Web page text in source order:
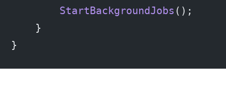
        StartBackgroundJobs
();
    }
}